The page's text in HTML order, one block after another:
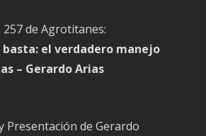
257 de Agrotitanes:
basta: el verdadero manejo
– Gerardo Arias
Presentación de Gerardo